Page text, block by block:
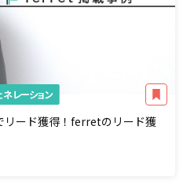
ネレーション
リード獲得！ferretのリード獲